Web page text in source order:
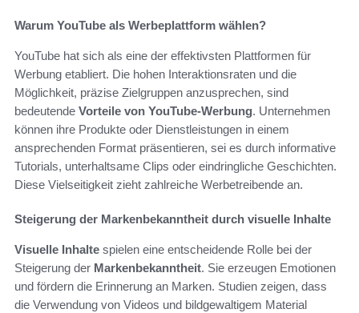
Warum YouTube als Werbeplattform wählen?
YouTube hat sich als eine der effektivsten Plattformen für
Werbung etabliert. Die hohen Interaktionsraten und die
Möglichkeit, präzise Zielgruppen anzusprechen, sind
bedeutende Vorteile von YouTube-Werbung. Unternehmen
können ihre Produkte oder Dienstleistungen in einem
ansprechenden Format präsentieren, sei es durch informative
Tutorials, unterhaltsame Clips oder eindringliche Geschichten.
Diese Vielseitigkeit zieht zahlreiche Werbetreibende an.
Steigerung der Markenbekanntheit durch visuelle Inhalte
Visuelle Inhalte spielen eine entscheidende Rolle bei der
Steigerung der Markenbekanntheit. Sie erzeugen Emotionen
und fördern die Erinnerung an Marken. Studien zeigen, dass
die Verwendung von Videos und bildgewaltigem Material